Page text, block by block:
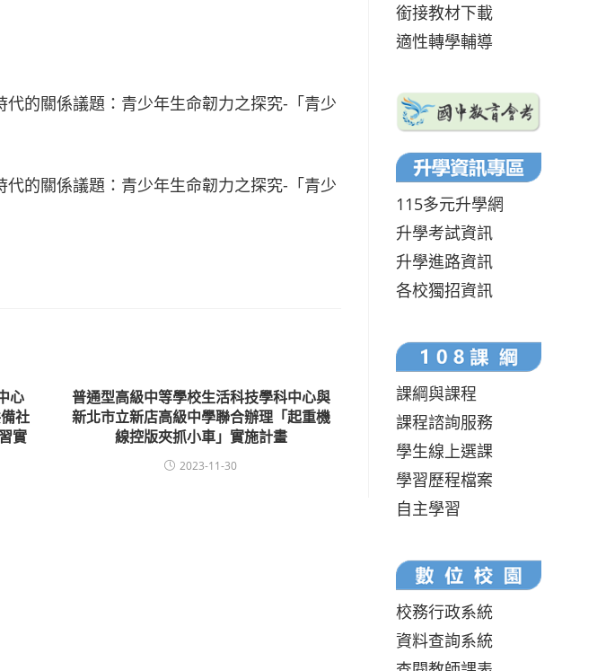
的關係議題：青少年生命韌力之探究-「青少
的關係議題：青少年生命韌力之探究-「青少
心
社
實
普通型高級中等學校生活科技學科中心與
新北市立新店高級中學聯合辦理「起重機
線控版夾抓小車」實施計畫
2023-11-30
銜接教材下載
適性轉學輔導
115多元升學網
升學考試資訊
升學進路資訊
各校獨招資訊
課綱與課程
課程諮詢服務
學生線上選課
學習歷程檔案
自主學習
校務行政系統
資料查詢系統